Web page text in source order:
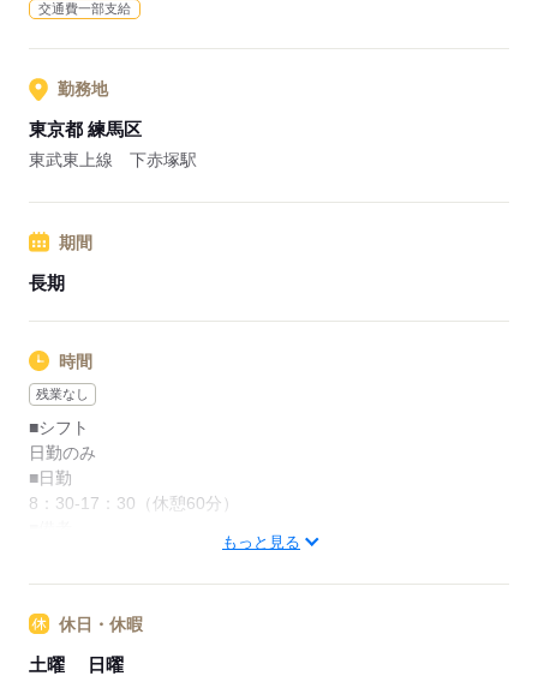
厚生や研修制度などが充実しています。
交通費一部支給
勤務地
東京都 練馬区
東武東上線 下赤塚駅
期間
長期
時間
残業なし
■シフト
日勤のみ
■日勤
8：30-17：30（休憩60分）
もっと見る
休日・休暇
土曜 日曜